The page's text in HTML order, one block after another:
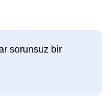
sorunsuz bir